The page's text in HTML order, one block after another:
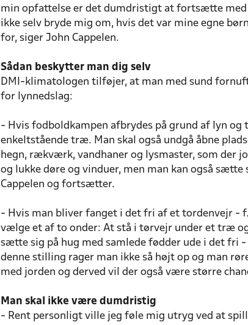
min opfattelse er det dumdristigt at fortsætte med
ikke selv bryde mig om, hvis det var mine egne
for, siger John Cappelen.
Sådan beskytter man dig selv
DMI-klimatologen tilføjer, at man med sund
for lynnedslag:
- Hvis fodboldkampen afbrydes på grund af lyn
enkeltstående træ. Man skal også undgå åbne
hegn, rækværk, vandhaner og lysmaster, som der
og lukke døre og vinduer, men man kan også
Cappelen og fortsætter.
- Hvis man bliver fanget i det fri af et tordenvejr -
vælge et af to onder: At stå i tørvejr under et træ
sætte sig på hug med samlede fødder ude i det fri
denne stilling rager man ikke så højt op og man
med jorden og derved vil der også være større
Man skal ikke være dumdristig
- Rent personligt ville jeg føle mig utryg ved at